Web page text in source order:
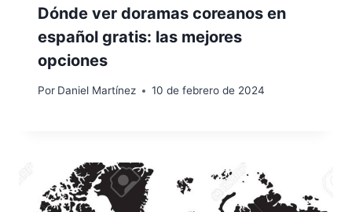
Dónde ver doramas coreanos en
español gratis: las mejores
opciones
Por Daniel Martínez 10 de febrero de 2024